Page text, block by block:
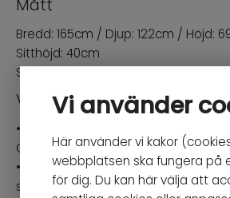
Vi använder
Här använder vi kakor
webbplatsen ska fungera på
för dig. Du kan här välja att
Mått
Bredd: 165cm / Djup: 122cm / Höjd:
Sitthöjd: 40cm
Sittdjup: ca. 75cm
Vid beställning
• Tygval samt sida på modulen
Ordermeddelande i Kassan.
• Välj mellan samma sida som på
spegelvänt.